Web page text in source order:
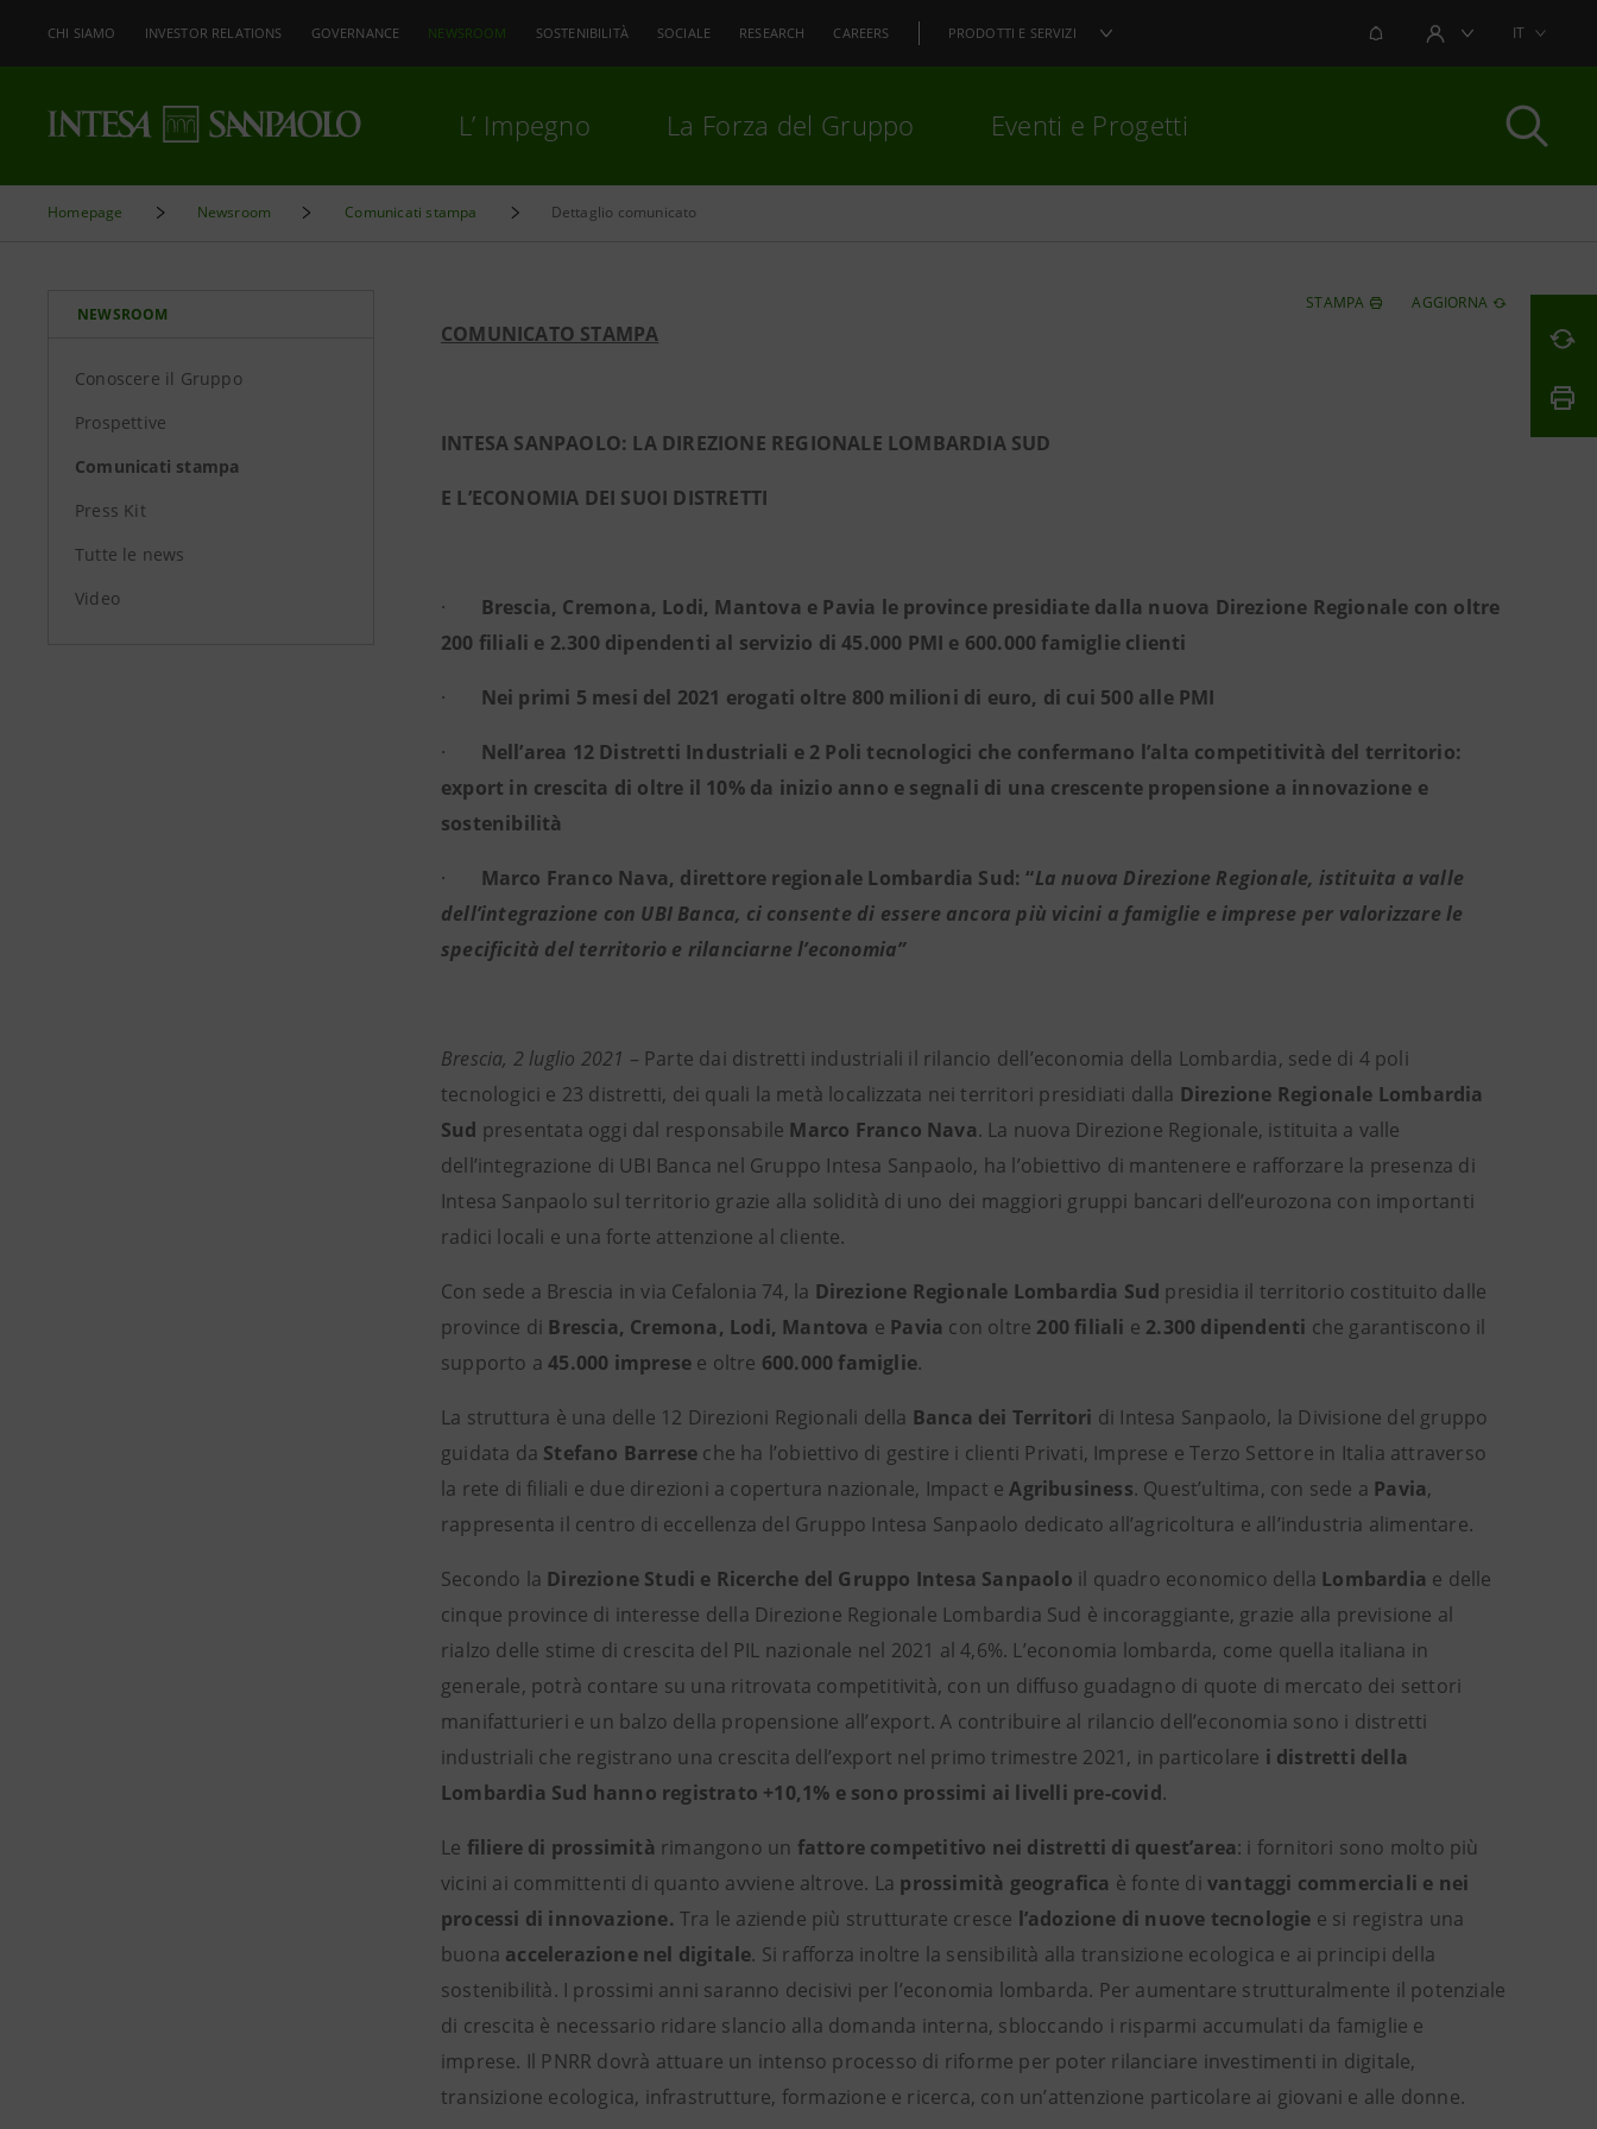
CHI SIAMO INVESTOR RELATIONS GOVERNANCE NEWSROOM SOSTENIBILITÀ SOCIALE RESEARCH CAREERS PRODOTTI E SERVIZI NOTIFICHEAREA UTENTEIT
L’ Impegno La Forza del Gruppo Eventi e Progetti
Homepage Newsroom Comunicati stampa Dettaglio comunicato
NEWSROOM
Conoscere il Gruppo
Prospettive
Comunicati stampa
Press Kit
Tutte le news
Video
STAMPA AGGIORNA
COMUNICATO STAMPA
INTESA SANPAOLO: LA DIREZIONE REGIONALE LOMBARDIA SUD
E L’ECONOMIA DEI SUOI DISTRETTI
· Brescia, Cremona, Lodi, Mantova e Pavia le province presidiate dalla nuova Direzione Regionale con oltre
200 filiali e 2.300 dipendenti al servizio di 45.000 PMI e 600.000 famiglie clienti
· Nei primi 5 mesi del 2021 erogati oltre 800 milioni di euro, di cui 500 alle PMI
· Nell’area 12 Distretti Industriali e 2 Poli tecnologici che confermano l’alta competitività del territorio:
export in crescita di oltre il 10% da inizio anno e segnali di una crescente propensione a innovazione e
sostenibilità
· Marco Franco Nava, direttore regionale Lombardia Sud: “La nuova Direzione Regionale, istituita a valle
dell’integrazione con UBI Banca, ci consente di essere ancora più vicini a famiglie e imprese per valorizzare le
specificità del territorio e rilanciarne l’economia”
Brescia, 2 luglio 2021 – Parte dai distretti industriali il rilancio dell’economia della Lombardia, sede di 4 poli
tecnologici e 23 distretti, dei quali la metà localizzata nei territori presidiati dalla Direzione Regionale Lombardia
Sud presentata oggi dal responsabile Marco Franco Nava. La nuova Direzione Regionale, istituita a valle
dell’integrazione di UBI Banca nel Gruppo Intesa Sanpaolo, ha l’obiettivo di mantenere e rafforzare la presenza di
Intesa Sanpaolo sul territorio grazie alla solidità di uno dei maggiori gruppi bancari dell’eurozona con importanti
radici locali e una forte attenzione al cliente.
Con sede a Brescia in via Cefalonia 74, la Direzione Regionale Lombardia Sud presidia il territorio costituito dalle
province di Brescia, Cremona, Lodi, Mantova e Pavia con oltre 200 filiali e 2.300 dipendenti che garantiscono il
supporto a45.000 imprese e oltre 600.000 famiglie.
La struttura è una delle 12 Direzioni Regionali della Banca dei Territori di Intesa Sanpaolo, la Divisione del gruppo
guidata da Stefano Barrese che ha l’obiettivo di gestire i clienti Privati, Imprese e Terzo Settore in Italia attraverso
la rete di filiali e due direzioni a copertura nazionale, Impact eAgribusiness. Quest’ultima, con sede a Pavia,
rappresenta il centro di eccellenza del Gruppo Intesa Sanpaolo dedicato all’agricoltura e all’industria alimentare.
Secondo la Direzione Studi e Ricerche del Gruppo Intesa Sanpaolo il quadro economico della Lombardia e delle
cinque province di interesse della Direzione Regionale Lombardia Sud è incoraggiante, grazie alla previsione al
rialzo delle stime di crescita del PIL nazionale nel 2021 al 4,6%. L’economia lombarda, come quella italiana in
generale, potrà contare su una ritrovata competitività, con un diffuso guadagno di quote di mercato dei settori
manifatturieri e un balzo della propensione all’export. A contribuire al rilancio dell’economia sono i distretti
industriali che registrano una crescita dell’export nel primo trimestre 2021, in particolare i distretti della
Lombardia Sud hanno registrato +10,1% e sono prossimi ai livelli pre-covid.
Le filiere di prossimità rimangono un fattore competitivo nei distretti di quest’area: i fornitori sono molto più
vicini ai committenti di quanto avviene altrove. La prossimità geografica è fonte divantaggi commerciali e nei
processi di innovazione. Tra le aziende più strutturate cresce l’adozione di nuove tecnologie e si registra una
buona accelerazione nel digitale. Si rafforza inoltre la sensibilità alla transizione ecologica e ai principi della
sostenibilità. I prossimi anni saranno decisivi per l’economia lombarda. Per aumentare strutturalmente il potenziale
di crescita è necessario ridare slancio alla domanda interna, sbloccando i risparmi accumulati da famiglie e
imprese. Il PNRR dovrà attuare un intenso processo di riforme per poter rilanciare investimenti in digitale,
transizione ecologica, infrastrutture, formazione e ricerca, con un’attenzione particolare ai giovani e alle donne.